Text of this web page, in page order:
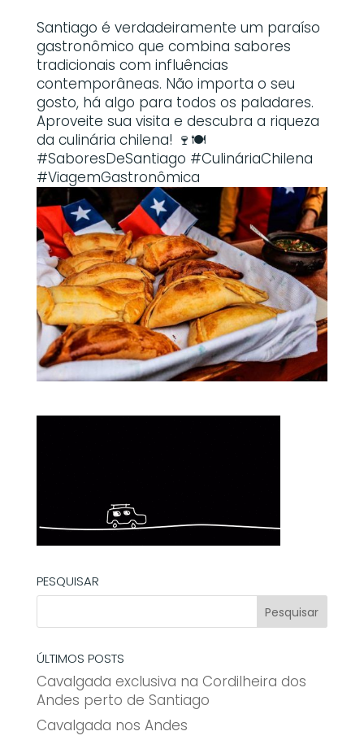
Santiago é verdadeiramente um paraíso
gastronômico que combina sabores
tradicionais com influências
contemporâneas. Não importa o seu
gosto, há algo para todos os paladares.
Aproveite sua visita e descubra a riqueza
da culinária chilena! 🍷🍽️
#SaboresDeSantiago #CulináriaChilena
#ViagemGastronômica
PESQUISAR
ÚLTIMOS POSTS
Cavalgada exclusiva na Cordilheira dos
Andes perto de Santiago
Cavalgada nos Andes